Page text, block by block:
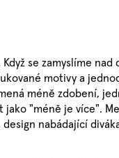
se zamyslíme
motivy a
méně zdobení,
"méně je více".
nabádající